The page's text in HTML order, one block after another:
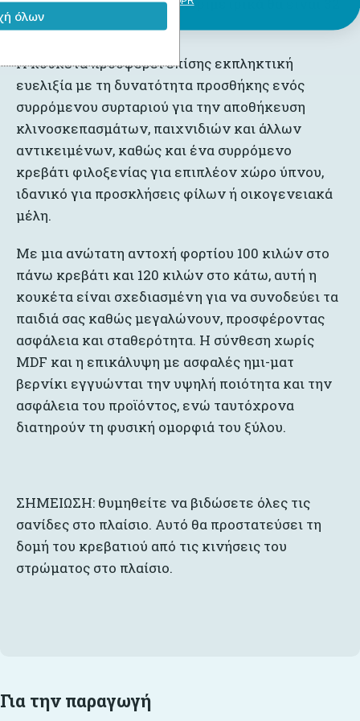
προστατευτικό κάγκελο περιμετρικά θα είναι 32
cm).
Η κουκέτα προσφέρει επίσης εκπληκτική
ευελιξία με τη δυνατότητα προσθήκης ενός
συρρόμενου συρταριού για την αποθήκευση
κλινοσκεπασμάτων, παιχνιδιών και άλλων
αντικειμένων, καθώς και ένα συρρόμενο
κρεβάτι φιλοξενίας για επιπλέον χώρο ύπνου,
ιδανικό για προσκλήσεις φίλων ή οικογενειακά
μέλη.
Με μια ανώτατη αντοχή φορτίου 100 κιλών στο
πάνω κρεβάτι και 120 κιλών στο κάτω, αυτή η
κουκέτα είναι σχεδιασμένη για να συνοδεύει τα
παιδιά σας καθώς μεγαλώνουν, προσφέροντας
ασφάλεια και σταθερότητα. Η σύνθεση χωρίς
MDF και η επικάλυψη με ασφαλές ημι-ματ
βερνίκι εγγυώνται την υψηλή ποιότητα και την
ασφάλεια του προϊόντος, ενώ ταυτόχρονα
διατηρούν τη φυσική ομορφιά του ξύλου.
ΣΗΜΕΙΩΣΗ: θυμηθείτε να βιδώσετε όλες τις
σανίδες στο πλαίσιο. Αυτό θα προστατεύσει τη
δομή του κρεβατιού από τις κινήσεις του
στρώματος στο πλαίσιο.
Για την παραγωγή
όλων